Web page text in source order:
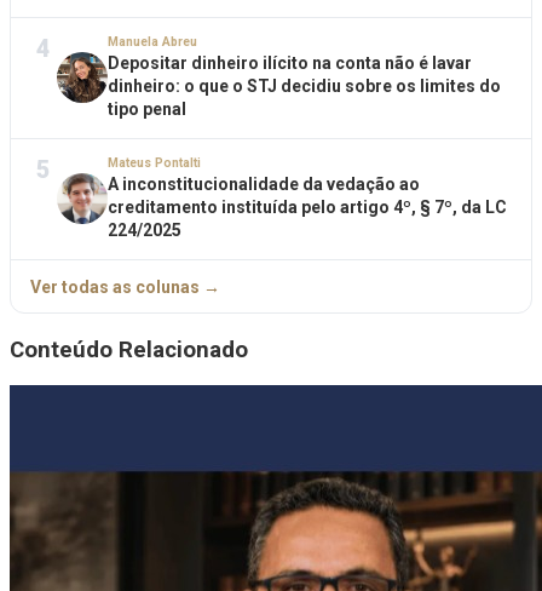
4 Manuela Abreu
Depositar dinheiro ilícito na conta não é lavar
dinheiro: o que o STJ decidiu sobre os limites do
tipo penal
5 Mateus Pontalti
A inconstitucionalidade da vedação ao
creditamento instituída pelo artigo 4º, § 7º, da LC
224/2025
Ver todas as colunas →
Conteúdo Relacionado